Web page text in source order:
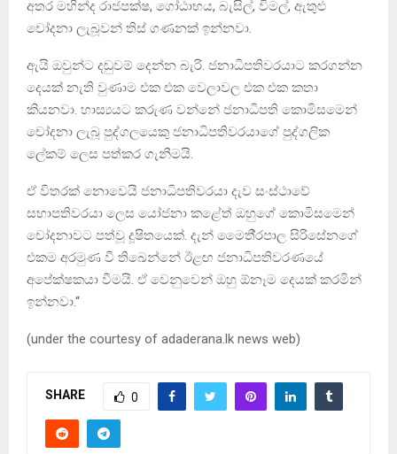
අතර මහින්ද රාජපක්ෂ, ගෝඨාභය, බැසිල්, විමල්, ඇතුළු
චෝදනා ලැබූවන් තිස් ගණනක් ඉන්නවා.
ඇයි ඔවුන්ට දඬුවම් දෙන්න බැරි. ජනාධිපතිවරයාට කරගන්න
දෙයක් නැති වුණාම එක එක වෙලාවල එක එක කතා
කියනවා. හාස්‍යයට කරුණ වන්නේ ජනාධිපති කොමිසමෙන්
චෝදනා ලැබූ පුද්ගලයෙකු ජනාධිපතිවරයාගේ පුද්ගලික
ලේකම් ලෙස පත්කර ගැනීමයි.
ඒ විතරක් නොවෙයි ජනාධිපතිවරයා දැව සංස්ථාවේ
සභාපතිවරයා ලෙස යෝජනා කළේත් ඔහුගේ කොමිසමෙන්
චෝදනාවට පත්වූ දූෂිතයෙක්. දැන් මෛතී්‍රපාල සිරිසේනගේ
එකම අරමුණ වී තිඛෙන්නේ ඊළඟ ජනාධිපතිවරණයේ
අපේක්ෂකයා වීමයි. ඒ වෙනුවෙන් ඔහු ඕනෑම දෙයක් කරමින්
ඉන්නවා.“
(under the courtesy of adaderana.lk news web)
SHARE 0